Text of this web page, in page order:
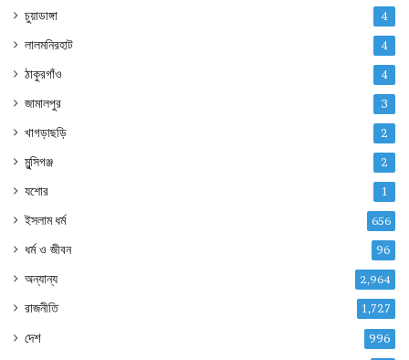
চুয়াডাঙ্গা 4
লালমনিরহাট 4
ঠাকুরগাঁও 4
জামালপুর 3
খাগড়াছড়ি 2
মুন্সিগঞ্জ 2
যশোর 1
ইসলাম ধর্ম 656
ধর্ম ও জীবন 96
অন্যান্য 2,964
রাজনীতি 1,727
দেশ 996